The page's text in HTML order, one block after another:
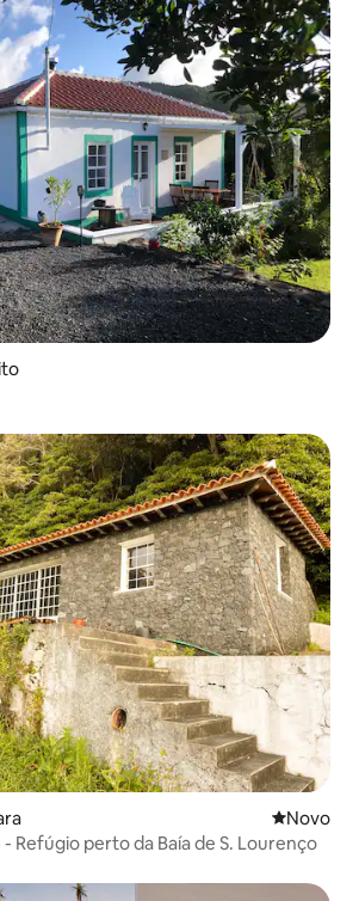
Novo
Novo
- Refúgio perto da Baía de S. Lourenço